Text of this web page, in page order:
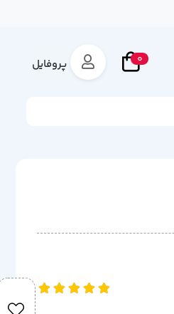
0 پروفایل